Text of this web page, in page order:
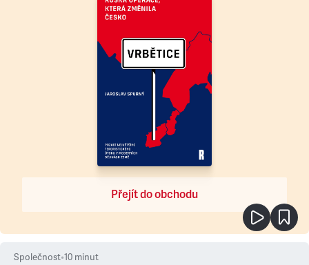
Přejít do obchodu
Společnost•10 minut